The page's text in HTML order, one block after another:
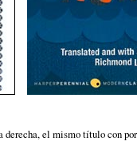
el mismo título con